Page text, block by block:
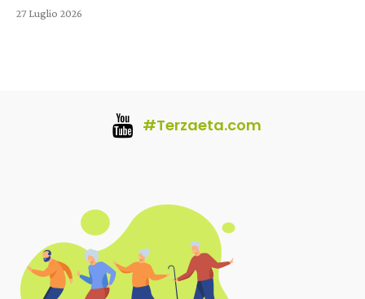
27 Luglio 2026
#Terzaeta.com